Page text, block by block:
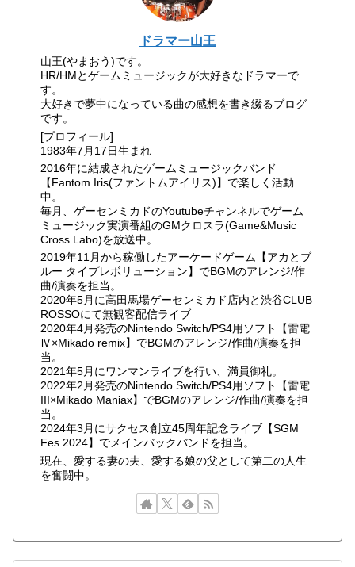
ドラマー山王
山王(やまおう)です。
HR/HMとゲームミュージックが大好きなドラマーで
す。
大好きで夢中になっている曲の感想を書き綴るブログ
です。
[プロフィール]
1983年7月17日生まれ
2016年に結成されたゲームミュージックバンド
【Fantom Iris(ファントムアイリス)】で楽しく活動
中。
毎月、ゲーセンミカドのYoutubeチャンネルでゲーム
ミュージック実演番組のGMクロスラ(Game&Music
Cross Labo)を放送中。
2019年11月から稼働したアーケードゲーム【アカとブ
ルー タイプレボリューション】でBGMのアレンジ/作
曲/演奏を担当。
2020年5月に高田馬場ゲーセンミカド店内と渋谷CLUB
ROSSOにて無観客配信ライブ
2020年4月発売のNintendo Switch/PS4用ソフト【雷電
Ⅳ×Mikado remix】でBGMのアレンジ/作曲/演奏を担
当。
2021年5月にワンマンライブを行い、満員御礼。
2022年2月発売のNintendo Switch/PS4用ソフト【雷電
III×Mikado Maniax】でBGMのアレンジ/作曲/演奏を担
当。
2024年3月にサクセス創立45周年記念ライブ【SGM
Fes.2024】でメインバックバンドを担当。
現在、愛する妻の夫、愛する娘の父として第二の人生
を奮闘中。